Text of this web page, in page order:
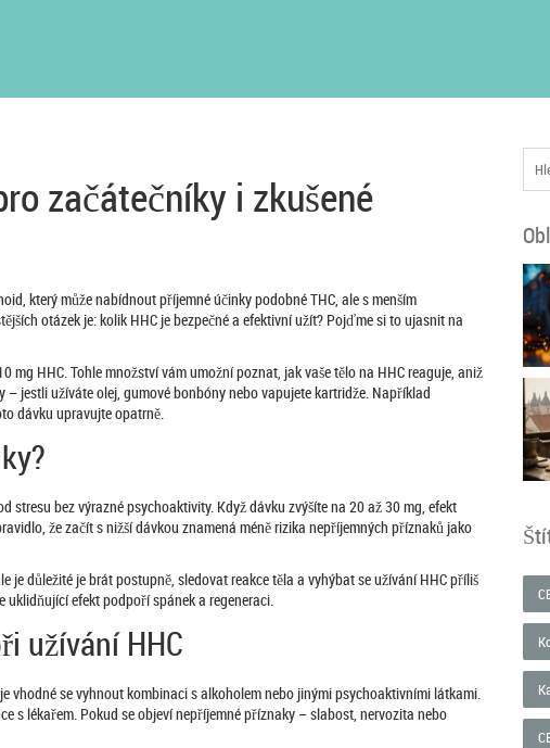
začátečníky i zkušené
který může nabídnout příjemné účinky podobné THC, ale s menším
otázek je: kolik HHC je bezpečné a efektivní užít? Pojďme si to ujasnit na
HHC. Tohle množství vám umožní poznat, jak vaše tělo na HHC reaguje, aniž
jestli užíváte olej, gumové bonbóny nebo vapujete kartridže. Například
dávku upravujte opatrně.
stresu bez výrazné psychoaktivity. Když dávku zvýšíte na 20 až 30 mg, efekt
že začít s nižší dávkou znamená méně rizika nepříjemných příznaků jako
je důležité je brát postupně, sledovat reakce těla a vyhýbat se užívání HHC příliš
uklidňující efekt podpoří spánek a regeneraci.
užívání HHC
vhodné se vyhnout kombinaci s alkoholem nebo jinými psychoaktivními látkami.
s lékařem. Pokud se objeví nepříjemné příznaky – slabost, nervozita nebo